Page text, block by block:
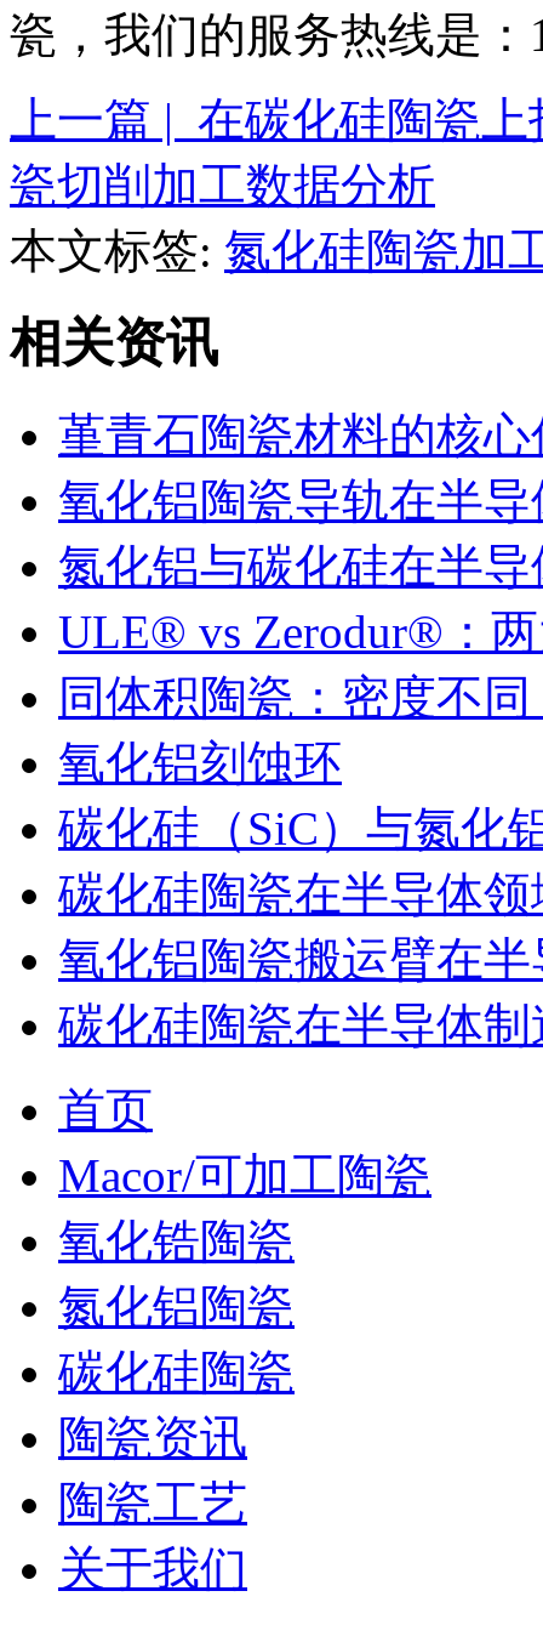
瓷，我们的服务热线是：
上一篇 | 在碳化硅陶瓷
瓷切削加工数据分析
本文标签: 氮化硅陶瓷加
相关资讯
堇青石陶瓷材料的核心
氧化铝陶瓷导轨在半
氮化铝与碳化硅在半
ULE® vs Zerodur®：
同体积陶瓷：密度不
氧化铝刻蚀环
碳化硅（SiC）与氮化
碳化硅陶瓷在半导体
氧化铝陶瓷搬运臂在
碳化硅陶瓷在半导体
首页
Macor/可加工陶瓷
氧化锆陶瓷
氮化铝陶瓷
碳化硅陶瓷
陶瓷资讯
陶瓷工艺
关于我们